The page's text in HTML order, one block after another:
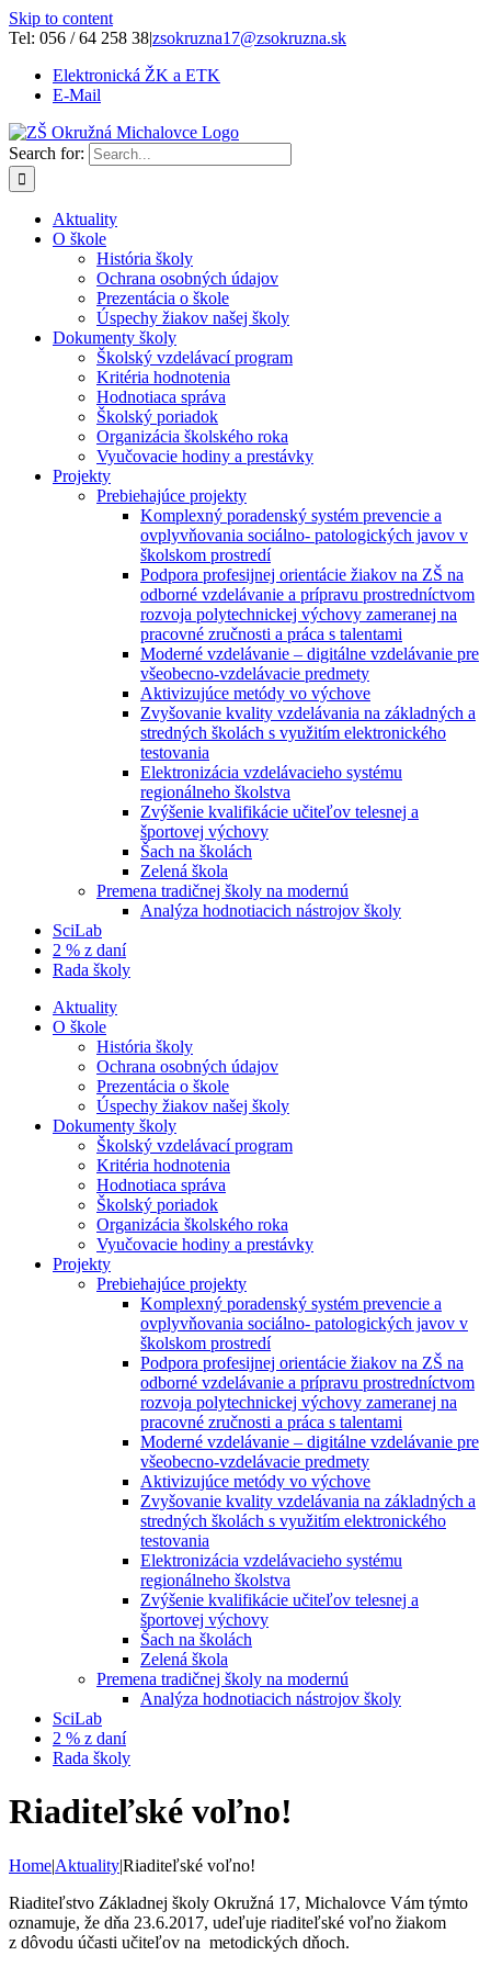
Skip to content
Tel: 056 / 64 258 38|zsokruzna17@zsokruzna.sk
Elektronická ŽK a ETK
E-Mail
Search for:
Aktuality
O škole
História školy
Ochrana osobných údajov
Prezentácia o škole
Úspechy žiakov našej školy
Dokumenty školy
Školský vzdelávací program
Kritéria hodnotenia
Hodnotiaca správa
Školský poriadok
Organizácia školského roka
Vyučovacie hodiny a prestávky
Projekty
Prebiehajúce projekty
Komplexný poradenský systém prevencie a
ovplyvňovania sociálno- patologických javov v
školskom prostredí
Podpora profesijnej orientácie žiakov na ZŠ na
odborné vzdelávanie a prípravu prostredníctvom
rozvoja polytechnickej výchovy zameranej na
pracovné zručnosti a práca s talentami
Moderné vzdelávanie – digitálne vzdelávanie pre
všeobecno-vzdelávacie predmety
Aktivizujúce metódy vo výchove
Zvyšovanie kvality vzdelávania na základných a
stredných školách s využitím elektronického
testovania
Elektronizácia vzdelávacieho systému
regionálneho školstva
Zvýšenie kvalifikácie učiteľov telesnej a
športovej výchovy
Šach na školách
Zelená škola
Premena tradičnej školy na modernú
Analýza hodnotiacich nástrojov školy
SciLab
2 % z daní
Rada školy
Aktuality
O škole
História školy
Ochrana osobných údajov
Prezentácia o škole
Úspechy žiakov našej školy
Dokumenty školy
Školský vzdelávací program
Kritéria hodnotenia
Hodnotiaca správa
Školský poriadok
Organizácia školského roka
Vyučovacie hodiny a prestávky
Projekty
Prebiehajúce projekty
Komplexný poradenský systém prevencie a
ovplyvňovania sociálno- patologických javov v
školskom prostredí
Podpora profesijnej orientácie žiakov na ZŠ na
odborné vzdelávanie a prípravu prostredníctvom
rozvoja polytechnickej výchovy zameranej na
pracovné zručnosti a práca s talentami
Moderné vzdelávanie – digitálne vzdelávanie pre
všeobecno-vzdelávacie predmety
Aktivizujúce metódy vo výchove
Zvyšovanie kvality vzdelávania na základných a
stredných školách s využitím elektronického
testovania
Elektronizácia vzdelávacieho systému
regionálneho školstva
Zvýšenie kvalifikácie učiteľov telesnej a
športovej výchovy
Šach na školách
Zelená škola
Premena tradičnej školy na modernú
Analýza hodnotiacich nástrojov školy
SciLab
2 % z daní
Rada školy
Riaditeľské voľno!
Home|Aktuality|Riaditeľské voľno!
Riaditeľstvo Základnej školy Okružná 17, Michalovce Vám týmto
oznamuje, že dňa 23.6.2017, udeľuje riaditeľské voľno žiakom
z dôvodu účasti učiteľov na metodických dňoch.